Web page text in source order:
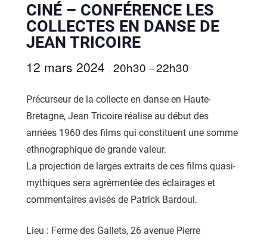
CINÉ – CONFÉRENCE LES
COLLECTES EN DANSE DE
JEAN TRICOIRE
12 mars 2024 , 20h30 –22h30
Précurseur de la collecte en danse en Haute-
Bretagne, Jean Tricoire réalise au début des
années 1960 des films qui constituent une somme
ethnographique de grande valeur.
La projection de larges extraits de ces films quasi-
mythiques sera agrémentée des éclairages et
commentaires avisés de Patrick Bardoul.
Lieu : Ferme des Gallets, 26 avenue Pierre